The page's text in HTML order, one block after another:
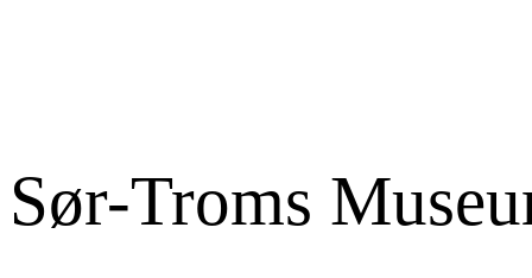
Sør-Troms